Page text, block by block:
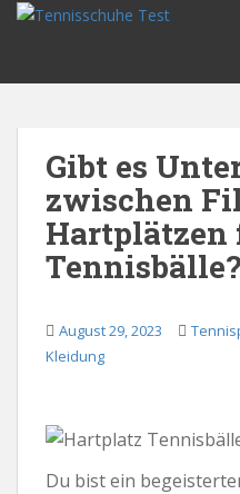
p
Gibt es
zwischen
Hartplätzen
Tennisbälle?
August 29, 2023
Kleidung
Du bist ein